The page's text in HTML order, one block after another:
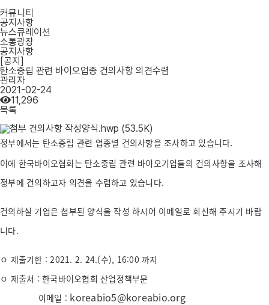
커뮤니티
공지사항
뉴스큐레이션
소통광장
공지사항
[공지]
탄소중립 관련 바이오업종 건의사항 의견수렴
관리자
2021-02-24
11,296
목록
건의사항 작성양식.hwp (53.5K)
정부에서는 탄소중립 관련 업종별 건의사항을 조사하고 있습니다.
이에 한국바이오협회는 탄소중립 관련 바이오기업들의 건의사항을 조사해
정부에 건의하고자 의견을 수렴하고 있습니다.
건의하실 기업은 첨부된 양식을 작성 하시어 이메일로 회신해 주시기 바랍
니다.
ㅇ 제출기한 : 2021. 2. 24.(수), 16:00 까지
ㅇ 제출처 : 한국바이오협회 산업정책부문
이메일 : koreabio5@koreabio.org